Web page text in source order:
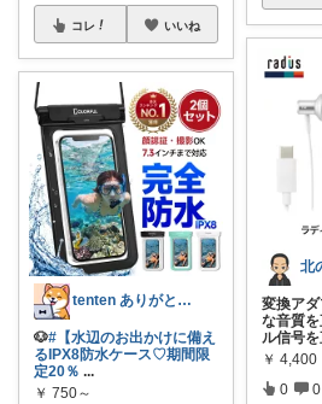
コレ いいね
tenten ありがとうございます。😃
🐶#【水辺のお出かけに備え
るIPX8防水ケース♡期間限
定20％ ...
￥ 750～
変換ア
な音質
ル信号
￥ 4,400
0 0